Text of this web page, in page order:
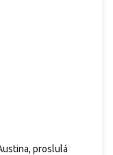
proslulá